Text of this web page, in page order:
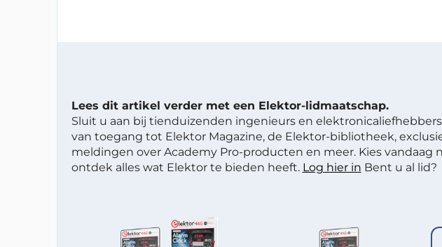
Lees dit artikel verder met een Elektor-lidmaatschap.
Sluit u aan bij tienduizenden ingenieurs en
van toegang tot Elektor Magazine, de Elektor-bibliotheek,
meldingen over Academy Pro-producten en meer. Kies vandaag
ontdek alles wat Elektor te bieden heeft. Log hier in Bent u al lid?